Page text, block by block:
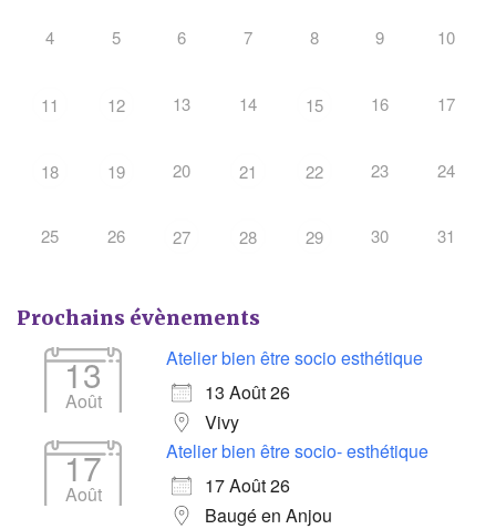
4 5 6 7 8 9 10
11 12 13 14 15 16 17
18 19 20 21 22 23 24
25 26 27 28 29 30 31
Prochains évènements
13
Août
Atelier bien être socio esthétique
13 Août 26
Vivy
17
Août
Atelier bien être socio- esthétique
17 Août 26
Baugé en Anjou